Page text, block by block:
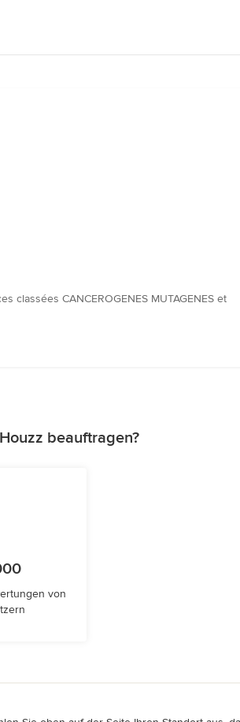
CANCEROGENES MUTAGENES et
beauftragen?
von